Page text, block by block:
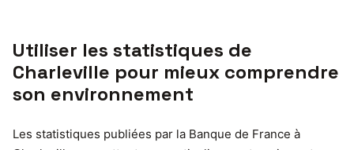
Utiliser les statistiques de
Charleville pour mieux comprendre
son environnement
Les statistiques publiées par la Banque de France à